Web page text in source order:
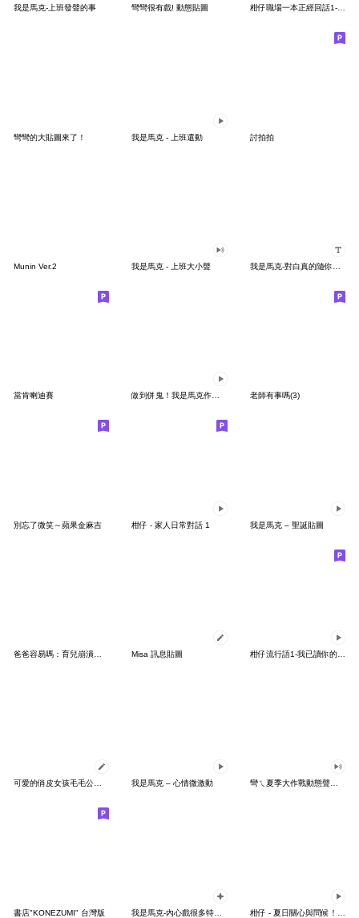
我是馬克-上班發聲的事 彎彎很有戲! 動態貼圖 柑仔職場一本正經回話1- 辦公室日常用語
彎彎的大貼圖來了！ 我是馬克 - 上班還動 討拍拍
Munin Ver.2 我是馬克 - 上班大小聲
當肯喇迪賽 做到併鬼！我是馬克作鬼也上班 老師有事嗎(3)
別忘了微笑～蘋果金麻吉 柑仔 - 家人日常對話 1 我是馬克 – 聖誕貼圖
Misa 訊息貼圖 柑仔流行語1-我已讀你的已讀
可愛的俏皮女孩毛毛公主♡訊息貼圖♡ 我是馬克 – 心情微激動 彎ㄟ夏季大作戰動態聲音貼圖
書店"KONEZUMI" 台灣版